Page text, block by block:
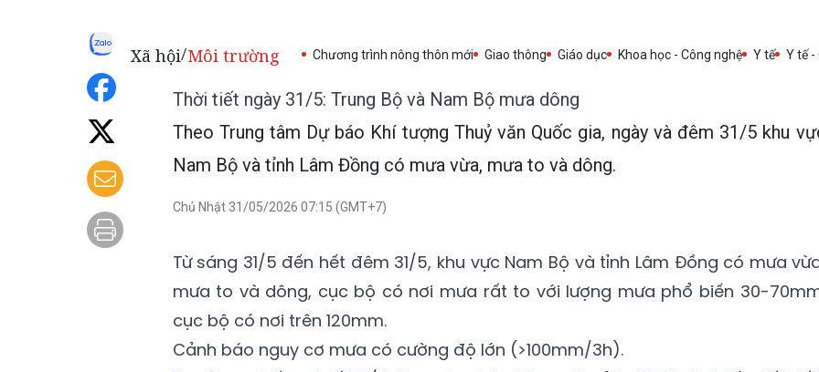
Xã hội/Môi trường Chương trình nông thôn mới Giao thông Giáo dục Khoa học - Công nghệ Y tế Y tế -
Thời tiết ngày 31/5: Trung Bộ và Nam Bộ mưa dông
Theo Trung tâm Dự báo Khí tượng Thuỷ văn Quốc gia, ngày và đêm 31/5 khu
Nam Bộ và tỉnh Lâm Đồng có mưa vừa, mưa to và dông.
Chủ Nhật 31/05/2026 07:15 (GMT+7)
Từ sáng 31/5 đến hết đêm 31/5, khu vực Nam Bộ và tỉnh Lâm Đồng có mưa
mưa to và dông, cục bộ có nơi mưa rất to với lượng mưa phổ biến 30-
cục bộ có nơi trên 120mm.
Cảnh báo nguy cơ mưa có cường độ lớn (>100mm/3h).